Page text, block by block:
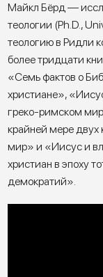
Майкл Бёрд —
теологии (Ph.D.,
теологию в Ридли
более тридцати
«Семь фактов о
христиане»,
греко-римском
крайней мере двух
мир» и «Иисус и
христиан в эпоху
демократий».